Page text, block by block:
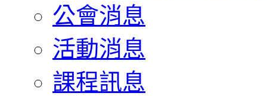
公會消息
活動消息
課程訊息